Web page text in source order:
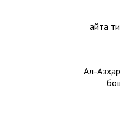
Қайта
“Aл-